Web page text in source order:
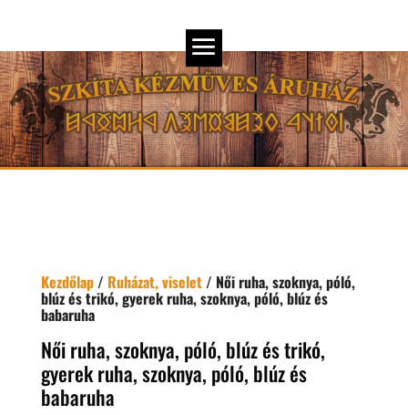
Kezdőlap/ Ruházat, viselet/ Női ruha, szoknya, póló,
blúz és trikó, gyerek ruha, szoknya, póló, blúz és
babaruha
Női ruha, szoknya, póló, blúz és trikó,
gyerek ruha, szoknya, póló, blúz és
babaruha